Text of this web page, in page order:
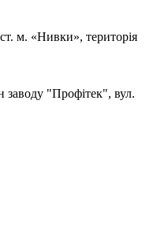
м. «Нивки», територія
заводу "Профітек", вул.